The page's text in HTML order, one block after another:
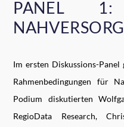
PANEL 1:
Im ersten Diskussions-
Rahmenbedingungen für
Podium diskutierten
RegioData Research,